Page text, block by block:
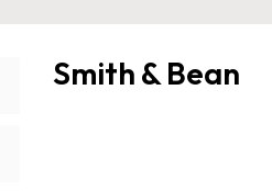
Smith & Bean